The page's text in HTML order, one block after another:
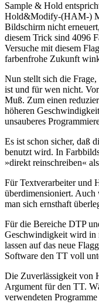
Sample & Hold
Hold&Modify-(HAM-)
Bildschirm nicht
diesem Trick sind 4096
Versuche mit diesem
farbenfrohe Zukunft
Nun stellt sich die
ist und für wen nicht.
Muß. Zum einen
höheren
unsauberes
Es ist schon sicher, daß
benutzt wird. In
»direkt reinschreiben«
Für Textverarbeiter und
überdimensioniert. Auch
man sich ernsthaft
Für die Bereiche DTP
Geschwindigkeit wird in
lassen auf das neue
Software den TT voll
Die Zuverlässigkeit von
Argument für den TT.
verwendeten